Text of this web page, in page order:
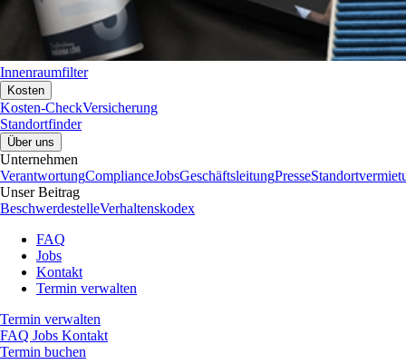
Innenraumfilter
Kosten
Kosten-CheckVersicherung
Standortfinder
Über uns
Unternehmen
VerantwortungComplianceJobsGeschäftsleitungPresse
Unser Beitrag
BeschwerdestelleVerhaltenskodex
FAQ
Jobs
Kontakt
Termin verwalten
Termin verwalten
FAQ Jobs Kontakt
Termin buchen